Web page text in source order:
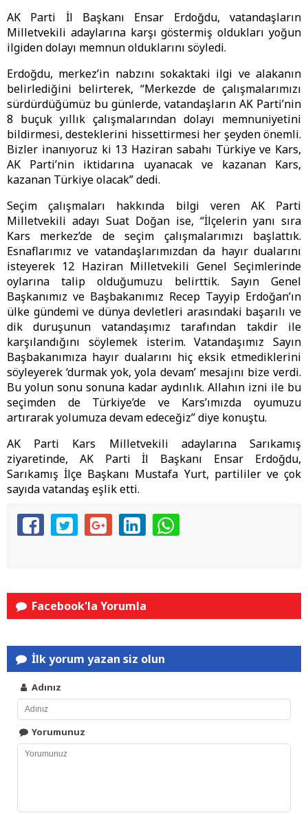
AK Parti İl Başkanı Ensar Erdoğdu, vatandaşların
Milletvekili adaylarına karşı göstermiş oldukları yoğun
ilgiden dolayı memnun olduklarını söyledi.
Erdoğdu, merkez’in nabzını sokaktaki ilgi ve alakanın
belirlediğini belirterek, “Merkezde de çalışmalarımızı
sürdürdüğümüz bu günlerde, vatandaşların AK Parti’nin
8 buçuk yıllık çalışmalarından dolayı memnuniyetini
bildirmesi, desteklerini hissettirmesi her şeyden önemli.
Bizler inanıyoruz ki 13 Haziran sabahı Türkiye ve Kars,
AK Parti’nin iktidarına uyanacak ve kazanan Kars,
kazanan Türkiye olacak” dedi.
Seçim çalışmaları hakkında bilgi veren AK Parti
Milletvekili adayı Suat Doğan ise, “İlçelerin yanı sıra
Kars merkez’de de seçim çalışmalarımızı başlattık.
Esnaflarımız ve vatandaşlarımızdan da hayır dualarını
isteyerek 12 Haziran Milletvekili Genel Seçimlerinde
oylarına talip olduğumuzu belirttik. Sayın Genel
Başkanımız ve Başbakanımız Recep Tayyip Erdoğan’ın
ülke gündemi ve dünya devletleri arasındaki başarılı ve
dik duruşunun vatandaşımız tarafından takdir ile
karşılandığını söylemek isterim. Vatandaşımız Sayın
Başbakanımıza hayır dualarını hiç eksik etmediklerini
söyleyerek ‘durmak yok, yola devam’ mesajını bize verdi.
Bu yolun sonu sonuna kadar aydınlık. Allahın izni ile bu
seçimden de Türkiye’de ve Kars’ımızda oyumuzu
artırarak yolumuza devam edeceğiz” diye konuştu.
AK Parti Kars Milletvekili adaylarına Sarıkamış
ziyaretinde, AK Parti İl Başkanı Ensar Erdoğdu,
Sarıkamış İlçe Başkanı Mustafa Yurt, partililer ve çok
sayıda vatandaş eşlik etti.
Facebook'la Yorumla
İlk yorum yazan siz olun
Adınız
Yorumunuz